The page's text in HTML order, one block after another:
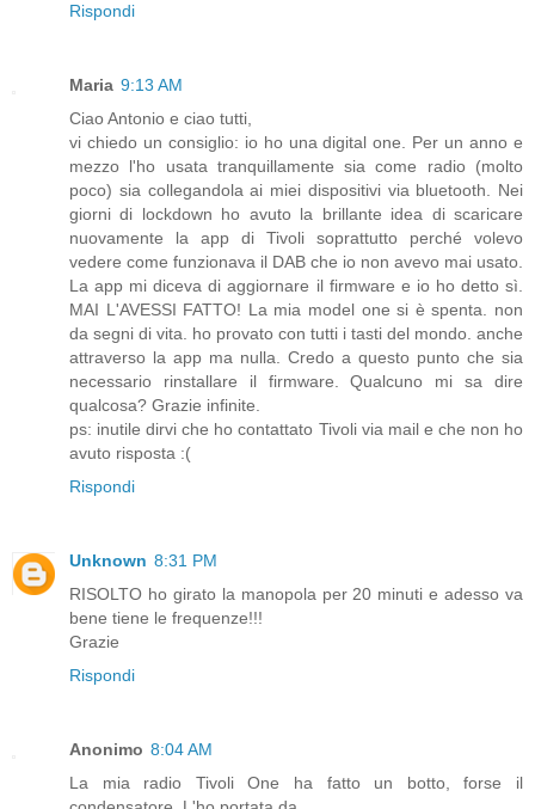
Rispondi
Maria 9:13 AM
Ciao Antonio e ciao tutti,
vi chiedo un consiglio: io ho una digital one. Per un anno e
mezzo l'ho usata tranquillamente sia come radio (molto
poco) sia collegandola ai miei dispositivi via bluetooth. Nei
giorni di lockdown ho avuto la brillante idea di scaricare
nuovamente la app di Tivoli soprattutto perché volevo
vedere come funzionava il DAB che io non avevo mai usato.
La app mi diceva di aggiornare il firmware e io ho detto sì.
MAI L'AVESSI FATTO! La mia model one si è spenta. non
da segni di vita. ho provato con tutti i tasti del mondo. anche
attraverso la app ma nulla. Credo a questo punto che sia
necessario rinstallare il firmware. Qualcuno mi sa dire
qualcosa? Grazie infinite.
ps: inutile dirvi che ho contattato Tivoli via mail e che non ho
avuto risposta :(
Rispondi
Unknown 8:31 PM
RISOLTO ho girato la manopola per 20 minuti e adesso va
bene tiene le frequenze!!!
Grazie
Rispondi
Anonimo 8:04 AM
La mia radio Tivoli One ha fatto un botto, forse il